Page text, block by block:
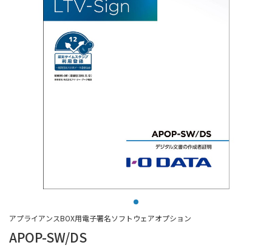
APOP-SW/DS
アプライアンスBOX用電子署名ソフトウェアオプション